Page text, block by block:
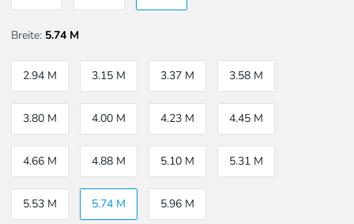
Breite: 5.74 M
2.94 M 3.15 M 3.37 M 3.58 M
3.80 M 4.00 M 4.23 M 4.45 M
4.66 M 4.88 M 5.10 M 5.31 M
5.53 M 5.74 M 5.96 M